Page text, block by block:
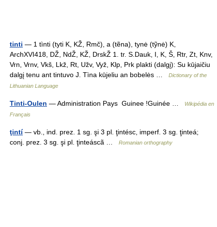
tinti — 1 tìnti (tyti K, KŽ, Rmč), a (tẽna), tynė (tỹnė) K,
ArchXVI418, DŽ, NdŽ, KŽ, DrskŽ 1. tr. S.Dauk, I, K, Š, Rtr, Zt, Knv,
Vrn, Vrnv, Vkš, Lkž, Rt, Užv, Vyž, Klp, Prk plakti (dalgį): Su kūjaičiu
dalgį tenu ant tintuvo J. Tìna kūjeliu an bobelės …
Dictionary of the
Lithuanian Language
Tinti-Oulen — Administration Pays Guinee !Guinée …
Wikipédia en
Français
ţintí— vb., ind. prez. 1 sg. şi 3 pl. ţintésc, imperf. 3 sg. ţinteá;
conj. prez. 3 sg. şi pl. ţinteáscã …
Romanian orthography